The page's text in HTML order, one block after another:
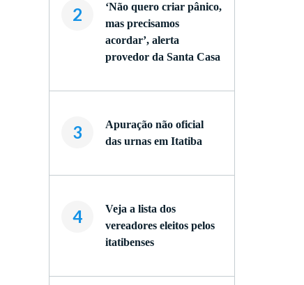
2
‘Não quero criar pânico,
mas precisamos
acordar’, alerta
provedor da Santa Casa
3
Apuração não oficial
das urnas em Itatiba
4
Veja a lista dos
vereadores eleitos pelos
itatibenses